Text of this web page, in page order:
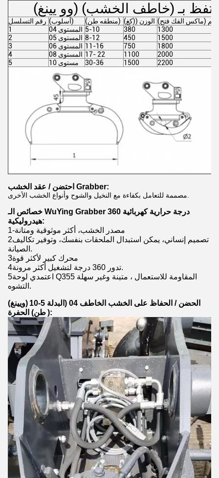
يحتفظ بـ (خاطف الخشب)
رقم التسلسل (أسلوب) (منطقه طن) الوزن ((كغ)
(ماكس الفك فتح) مم
1
04 المستوى 5-10 380
1300
2
05 المستوى 8-12 450
1500
3
06 المستوى 11-16 750
1800
4
08 المستوى 17- 22 1100
2000
5
10 مستوى 30-36 1500 2200
احتضن / عقد الخشب Grabber:
خصائص الـ WuYing Grabber 360 درجة حرارية كهربائية
هيدروليكية:
1-مصدر الخشب، أكثر موثوقية ومتانة
2تصميم إنساني، يمكن استبدال الملحقات بنفسك، وتوفير تكاليف
الصيانة.
3محرك كبير لأكثر قوة
4تدور 360 درجة لتشغيل أكثر مرونة.
5اعتمدي لوحة Q355 المقاومة للاستعمال ، متينة وغير سهلة
التشوه.
(ويينغ) الحضن / الحفاظ على الخشب الخاطف 04 (البدلة 5-10
طن) الحفرة ):